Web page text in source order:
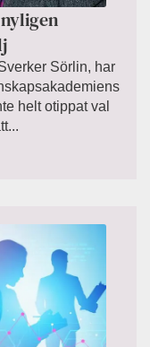
Sörlin, har
helt otippat val